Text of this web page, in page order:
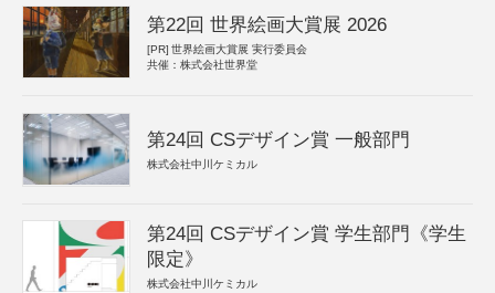
第22回 世界絵画大賞展 2026
[PR] 世界絵画大賞展 実行委員会
共催：株式会社世界堂
第24回 CSデザイン賞 一般部門
株式会社中川ケミカル
第24回 CSデザイン賞 学生部門《学生
限定》
株式会社中川ケミカル